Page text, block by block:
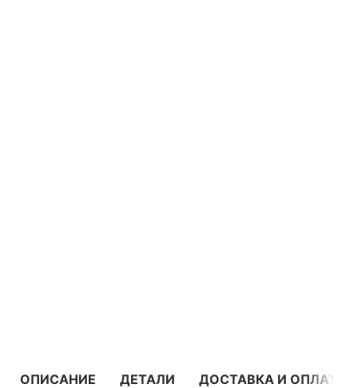
ОПИСАНИЕ ДЕТАЛИ
ДОСТАВКА И ОПЛАТА